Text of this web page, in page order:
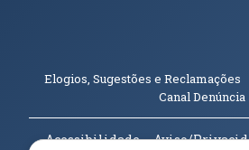
Elogios, Sugestões e Reclamações
Canal Denúncia
Acessibilidade Aviso/